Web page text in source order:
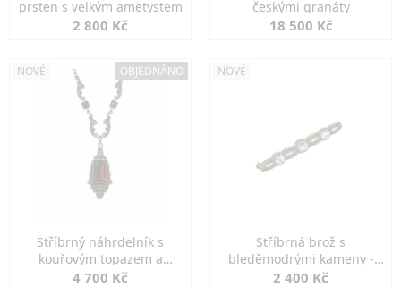
prsten s velkým ametystem
2 800 Kč
českými granáty
18 500 Kč
NOVÉ OBJEDNÁNO
Stříbrný náhrdelník s
kouřovým topazem a
markazity
4 700 Kč
NOVÉ
Stříbrná brož s
bleděmodrými kameny -
jemná elegance
2 400 Kč